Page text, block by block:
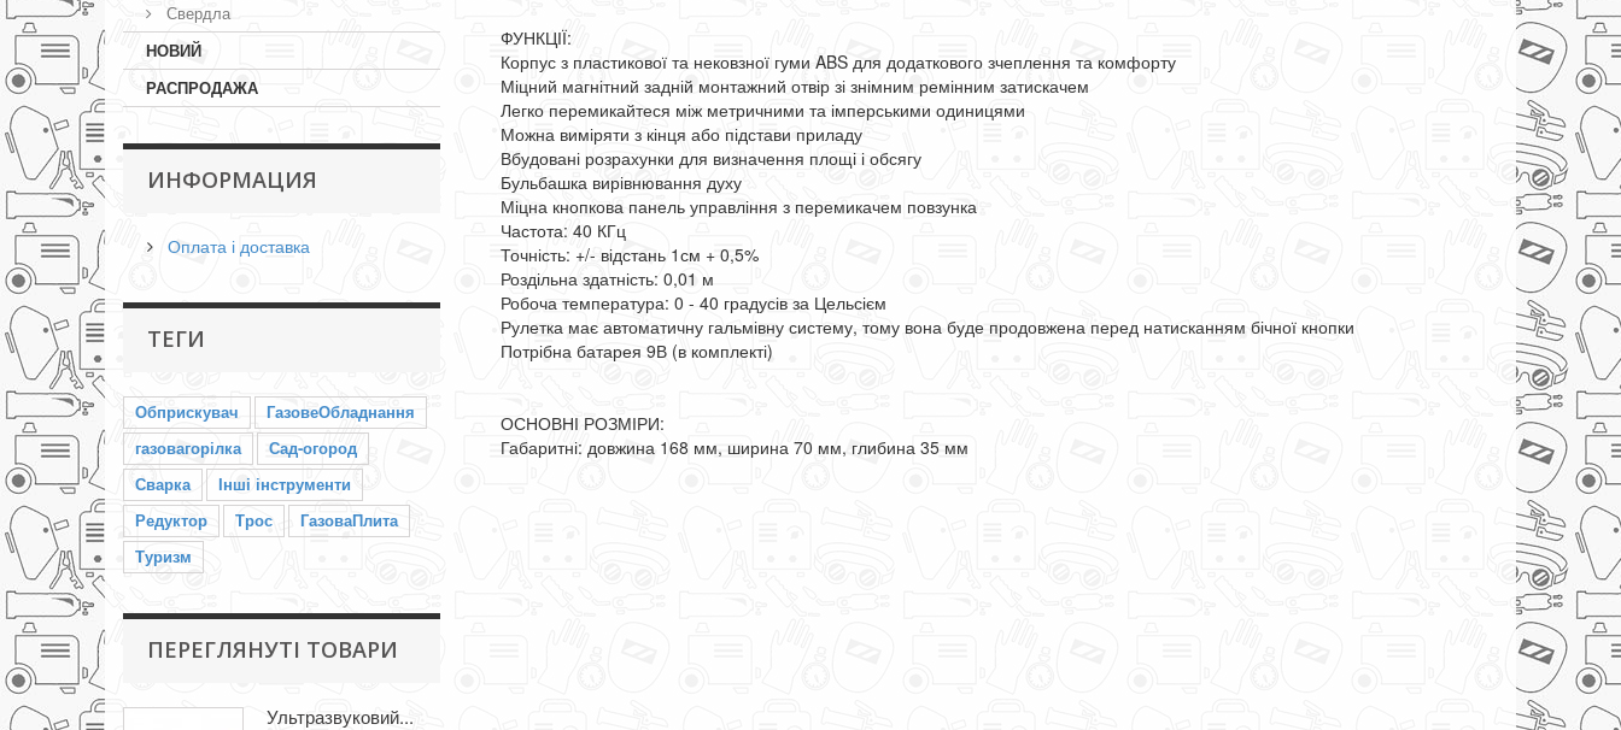
Свердла
НОВИЙ
РАСПРОДАЖА
ИНФОРМАЦИЯ
Оплата і доставка
ТЕГИ
Обприскувач
ГазовеОбладнання
газовагорілка
Сад-огород
Сварка
Інші інструменти
Редуктор
Трос
ГазоваПлита
Туризм
ПЕРЕГЛЯНУТІ ТОВАРИ
Ультразвуковий...
ФУНКЦІЇ:
Корпус з пластикової та нековзної гуми ABS для додаткового зчеплення та комфорту
Міцний магнітний задній монтажний отвір зі знімним ремінним затискачем
Легко перемикайтеся між метричними та імперськими одиницями
Можна виміряти з кінця або підстави приладу
Вбудовані розрахунки для визначення площі і обсягу
Бульбашка вирівнювання духу
Міцна кнопкова панель управління з перемикачем повзунка
Частота: 40 КГц
Точність: +/- відстань 1см + 0,5%
Роздільна здатність: 0,01 м
Робоча температура: 0 - 40 градусів за Цельсієм
Рулетка має автоматичну гальмівну систему, тому вона буде продовжена перед натисканням бічної кнопки
Потрібна батарея 9В (в комплекті)
ОСНОВНІ РОЗМІРИ:
Габаритні: довжина 168 мм, ширина 70 мм, глибина 35 мм